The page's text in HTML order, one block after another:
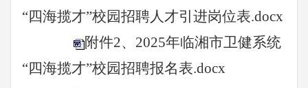
“四海揽才”校园招聘人才引进岗位表.docx
附件2、2025年临湘市卫健系统
“四海揽才”校园招聘报名表.docx